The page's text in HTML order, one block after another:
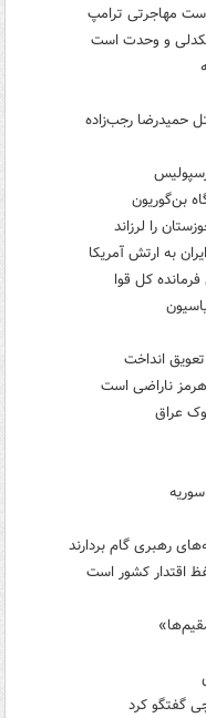
مهاجرتی ترامپ
یکدلی و وحدت است
حمیدرضا رجب‌زاده
بن‌گوریون
به ارتش آمریکا
کل قوا
هرمز ناراضی است
رهبری گام بردارند
اقتدار کشور است
گفتگو کرد